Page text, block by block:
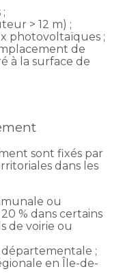
> 12 m) ;
photovoltaïques ;
de
à la surface de
sont fixés par
dans les
ou
% dans certains
de voirie ou
;
en Île-de-